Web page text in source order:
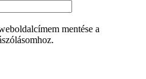
mentése a